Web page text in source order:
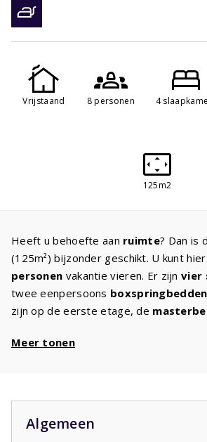
Vrijstaand 8 personen 4
125m2
Heeft u behoefte aan ruimte? Dan is
(125m²) bijzonder geschikt. U kunt
personen vakantie vieren. Er zijnvier
twee eenpersoons boxspringbedden
zijn op de eerste etage, de
bad en/of douche en wastafel. Op de
elkaar in de sfeervolle woonkamer
Canal Digital TV
. U maakt de
de moderne keuken die van alle
Meer tonen
Algemeen